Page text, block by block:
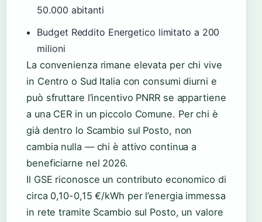
50.000 abitanti
Budget Reddito Energetico limitato a 200
milioni
La convenienza rimane elevata per chi vive
in Centro o Sud Italia con consumi diurni e
può sfruttare l’incentivo PNRR se appartiene
a una CER in un piccolo Comune. Per chi è
già dentro lo Scambio sul Posto, non
cambia nulla — chi è attivo continua a
beneficiarne nel 2026.
Il GSE riconosce un contributo economico di
circa 0,10-0,15 €/kWh per l’energia immessa
in rete tramite Scambio sul Posto, un valore